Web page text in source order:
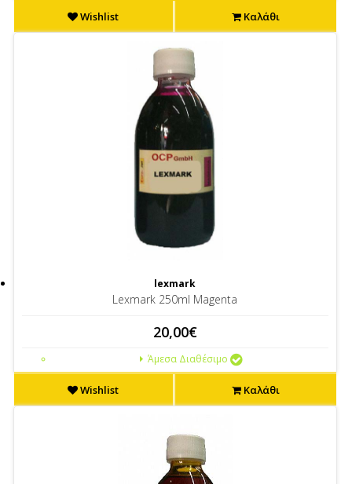
Wishlist Καλάθι
lexmark
Lexmark 250ml Magenta
20,00€
Άμεσα Διαθέσιμο
Wishlist Καλάθι